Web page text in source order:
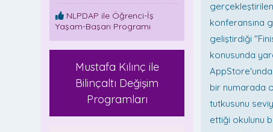
NLPDAP ile Öğrenci-İş
Yaşam-Başarı Programı
Mustafa Kılınç ile
Bilinçaltı Değişim
Programları
konferansına
geliştirdiği
konusunda
bir numarada
tutkusunu
ettiği okulunu